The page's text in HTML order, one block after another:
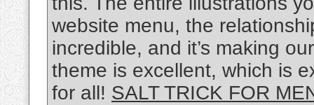
website menu, the
incredible, and it’s making
theme is excellent, which is
for all! SALT TRICK FOR